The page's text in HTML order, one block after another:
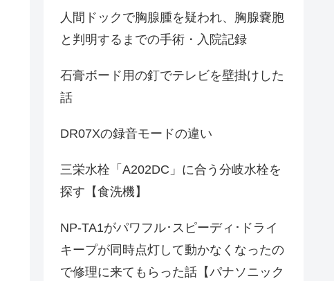
人間ドックで胸腺腫を疑われ、胸腺嚢胞
と判明するまでの手術・入院記録
石膏ボード用の釘でテレビを壁掛けした
話
DR07Xの録音モードの違い
三栄水栓「A202DC」に合う分岐水栓を
探す【食洗機】
NP-TA1がパワフル･スピーディ･ドライ
キープが同時点灯して動かなくなったの
で修理に来てもらった話【パナソニック